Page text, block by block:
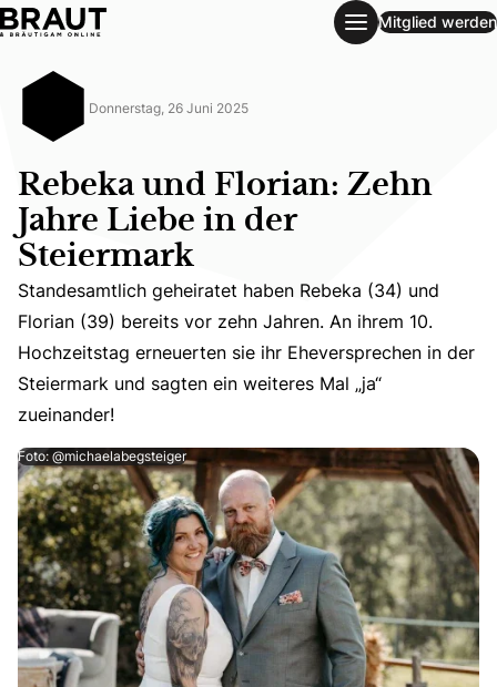
Rebeka und Florian: Zehn Jahre Liebe in der Steiermark
Mitglied werden
Donnerstag, 26 Juni 2025
Rebeka und Florian: Zehn
Jahre Liebe in der
Steiermark
Standesamtlich geheiratet haben Rebeka (34) und
Standesamtlich geheiratet haben Rebeka (34) und
Florian (39) bereits vor zehn Jahren. An ihrem 10.
Hochzeitstag erneuerten sie ihr Eheversprechen in der
Steiermark und sagten ein weiteres Mal „ja“
zueinander!
Foto: @michaelabegsteiger